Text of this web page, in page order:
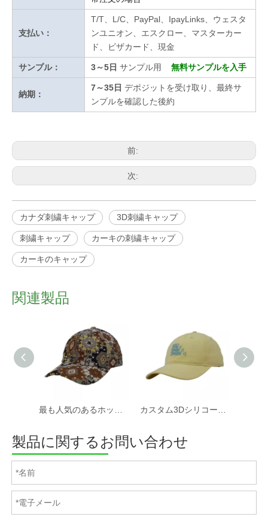
支払い：
T/T、L/C、PayPal、IpayLinks、ウェスタ
ンユニオン、エスクロー、マスターカー
ド、ビザカード、現金
サンプル： 3～5日 サンプル用 無料サンプルを入手
納期：
7～35日 デポジットを受け取り、最終サ
ンプルを確認した後約
前:
次:
カナダ刺繍キャップ 3D刺繍キャップ
刺繍キャップ カーキの刺繍キャップ
カーキのキャップ
関連製品
製品に関するお問い合わせ